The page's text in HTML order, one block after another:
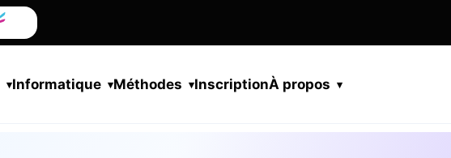
Informatique Méthodes InscriptionÀ propos